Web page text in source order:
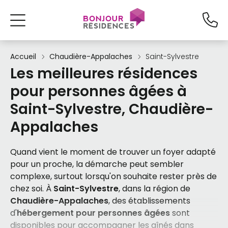
Accueil Chaudière-Appalaches Saint-Sylvestre
Les meilleures résidences
pour personnes âgées à
Saint-Sylvestre, Chaudière-
Appalaches
Quand vient le moment de trouver un foyer adapté
pour un proche, la démarche peut sembler
complexe, surtout lorsqu'on souhaite rester près de
chez soi. À Saint-Sylvestre, dans la région de
Chaudière-Appalaches, des établissements
d'hébergement pour personnes âgéessont
disponibles pour accompagner les aînés dans